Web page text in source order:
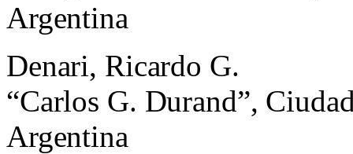
Argentina
Denari, Ricardo G.
“Carlos G. Durand”,
Argentina